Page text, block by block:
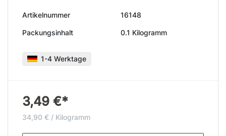
Artikelnummer 16148
Packungsinhalt 0.1 Kilogramm
1-4 Werktage
3,49 €*
34,90 € / Kilogramm